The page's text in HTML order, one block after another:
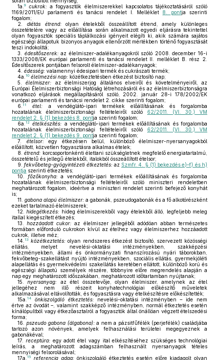
1a. 9 cukrok: a fogyasztók élelmiszerekkel kapcsolatos tájékoztatásáról szóló
1169/2011/EU parlamenti és tanácsi rendelet I. Melléklet 8. pontja szerinti
fogalom;
2.
diétás étrend:olyan ételekből összeállított étrend, amely különleges
összetételére vagy az előállítása során alkalmazott egyedi eljárásra tekintettel
olyan fogyasztók speciális táplálkozási igényeit elégíti ki, akik számára sajátos
egészségi állapotuk bizonyos anyagok ellenőrzött mértékben történő fogyasztását
teszi indokolttá;
3.
édesítőszerek:az élelmiszer-adalékanyagokról szóló 2008. december 16-i
1333/2008/EK európai parlamenti és tanácsi rendelet II. melléklet B. rész 2.
Édesítőszerek pontjában felsorolt élelmiszer-adalékanyagok;
4. édesség: valamennyi édesipari termék és cukrászati termék;
4a. 10 élelmezési nap: közétkeztetésben étkezést biztosító nap;
5.
élelmiszer: az élelmiszerjog általános elveiről és követelményeiről, az
Európai Élelmiszerbiztonsági Hatóság létrehozásáról és az élelmiszerbiztonságra
vonatkozó eljárások megállapításáról szóló, 2002. január 28-i 178/2002/EK
európai parlamenti és tanácsi rendelet 2. cikke szerinti fogalom;
6. 11 étel:a vendéglátó-ipari termékek előállításának és forgalomba
hozatalának élelmiszerbiztonsági feltételeiről szóló 62/2011. (VI. 30.) VM
rendelet 2. § (1) bekezdés 8. pontja szerinti fogalom;
6a. 12 ételkészítés: a vendéglátó-ipari termékek előállításának és forgalomba
hozatalának élelmiszerbiztonsági feltételeiről szóló 62/2011. (VI. 30.) VM
rendelet 2. § (1) bekezdés 9. pontja szerinti fogalom;
7.
ételsor:egy étkezésen belül, különböző élelmiszer-nyersanyagokból
előállított, közvetlen fogyasztásra alkalmas ételek;
8.
étrend: korcsoportonkénti élettani szükségletnek megfelelő energiatartalmú,
összetételű és jellegű ételekből, italokból összeállított ételsor;
9.
fekvőbeteg-gyógyintézeti étkeztetés:az Szmfr. 4. § (1) bekezdés e)–f) és h)
pontja szerinti étkeztetés;
10.
főzőkonyha:a vendéglátó-ipari termékek előállításának és forgalomba
hozatalának élelmiszerbiztonsági feltételeiről szóló miniszteri rendeletben
meghatározott fogalom, ideértve a miniszteri rendelet szerinti befejező konyhát
is;
11. gabona alapú élelmiszer: a gabonák, pszeudogabonák és a fő alkotórészként
ezeket tartalmazó élelmiszerek;
12.
hidegétkezés: hideg élelmiszerekből vagy ételekből álló, legfeljebb meleg
itallal kiegészített étkezés;
13.
hozzáadott cukor: az élelmiszer jellegéből adódóan abban természetes
formában előforduló cukrokon kívül az ételhez vagy élelmiszerhez hozzáadott
cukrok, illetve méz;
14. 13 közétkeztetés:olyan rendszeres étkezést biztosító, szervezett közösségi
ellátás, melyet nevelési-oktatási intézményekben, szakképzési
intézményekben, állami és önkormányzati finanszírozású nyári táborokban,
fekvőbeteg-szakellátást nyújtó intézményekben, szociális ellátás, gyermekjóléti
alapellátás és gyermekvédelmi szakellátás keretében ellátott, különböző korú és
egészségi állapotú személyek részére, többnyire előre megrendelés alapján a
nap egy meghatározott időszakában, meghatározott időtartamban nyújtanak;
15.
nyersanyag: az étel összetevője, olyan élelmiszer, amelynek az étel
jellegéhez nem illő részeit konyhatechnológiai előkészítő műveletek
alkalmazásával eltávolították, és fogyasztásra vagy ételkészítésre előkészítették;
15a. 14 önkiszolgáló étkeztetés:nevelési-oktatási intézményben – ide nem
értve az óvodát –, valamint szakképző intézményben, normál étkeztetés esetén
kínálópultból vagy étkezőasztalról a fogyasztók által önállóan végzett ételszedési
forma;
16.
pszeudo gabona (álgabona):a nem a pázsitfűfélék (perjefélék) családjába
tartozó azon növények, amelyek felhasználási területei megegyeznek a
gabonákéval;
17.
receptúra:egy adott étel vagy ital elkészítéséhez szükséges technológiai
leírás, a meghatározott adagszámban felhasznált nyersanyagok tételes
mennyiségi felsorolásával;
17a. 15 referencia adag:önkiszolgáló étkeztetés esetén előre kiadagolt olyan